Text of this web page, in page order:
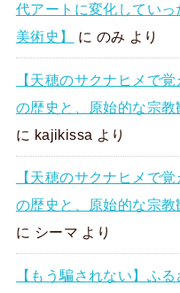
代アートに変化してい
美術史】
に のみ より
【天穂のサクナヒメで
の歴史と、原始的な宗教
に kajikissa より
【天穂のサクナヒメで
の歴史と、原始的な宗教
に シーマ より
【もう騙されない】ふ